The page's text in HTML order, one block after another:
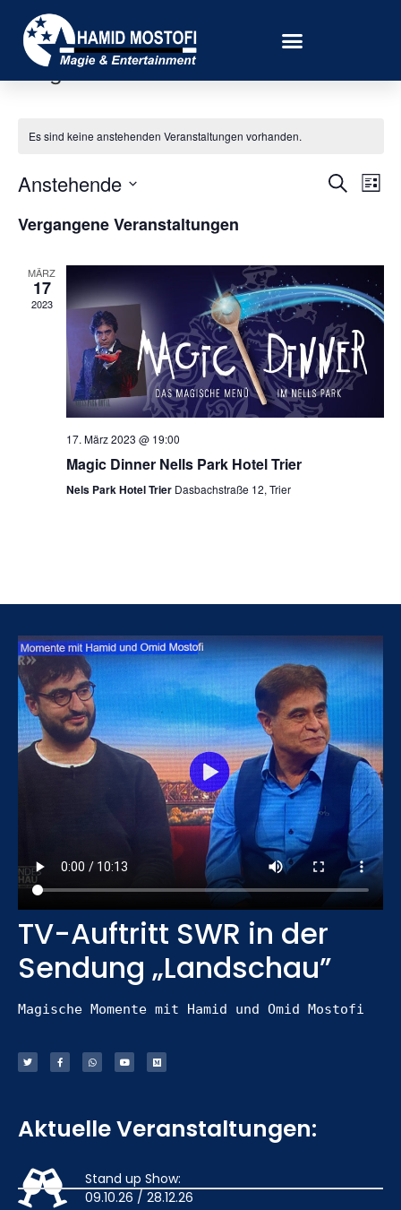
Magic Dinnershow Trier
Es sind keine anstehenden Veranstaltungen vorhanden.
SucheListe
Anstehende
wählen.
Vergangene Veranstaltungen
MÄRZ
17
2023
17. März 2023 @ 19:00
Magic Dinner Nells Park Hotel Trier
Nels Park Hotel Trier Dasbachstraße 12, Trier
TV-Auftritt SWR in der
Sendung „Landschau”
Magische Momente mit Hamid und Omid Mostofi
Aktuelle Veranstaltungen:
Stand up Show:
09.10.26 / 28.12.26